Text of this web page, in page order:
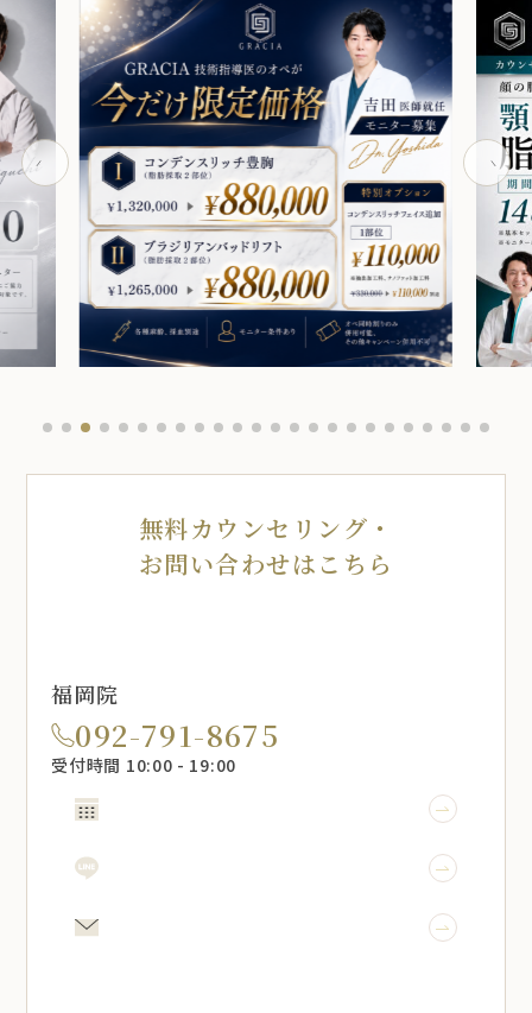
無料カウンセリング・
お問い合わせはこちら
福岡院
092-791-8675
受付時間 10:00 - 19:00